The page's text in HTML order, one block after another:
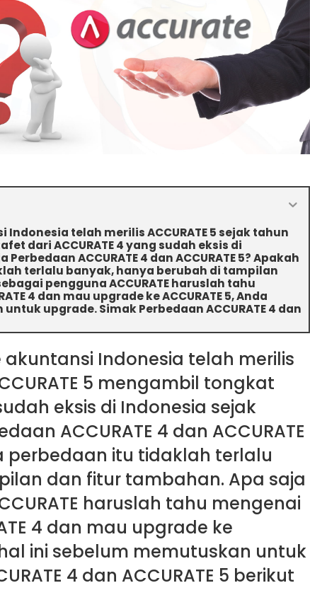
Indonesia telah merilis ACCURATE 5 sejak tahun
dari ACCURATE 4 yang sudah eksis di
ACCURATE 4 dan ACCURATE 5? Apakah
terlalu banyak, hanya berubah di tampilan
pengguna ACCURATE haruslah tahu
4 dan mau upgrade ke ACCURATE 5, Anda
upgrade. Simak Perbedaan ACCURATE 4 dan
akuntansi Indonesia telah merilis
5 mengambil tongkat
eksis di Indonesia sejak
ACCURATE 4 dan ACCURATE
perbedaan itu tidaklah terlalu
dan fitur tambahan. Apa saja
haruslah tahu mengenai
4 dan mau upgrade ke
hal ini sebelum memutuskan untuk
4 dan ACCURATE 5 berikut